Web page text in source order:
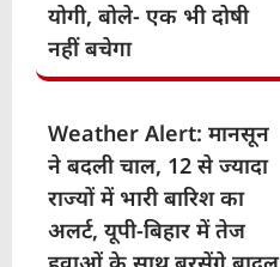
योगी, बोले- एक भी दोषी
नहीं बचेगा
Weather Alert: मानसून
ने बदली चाल, 12 से ज्यादा
राज्यों में भारी बारिश का
अलर्ट, यूपी-बिहार में तेज